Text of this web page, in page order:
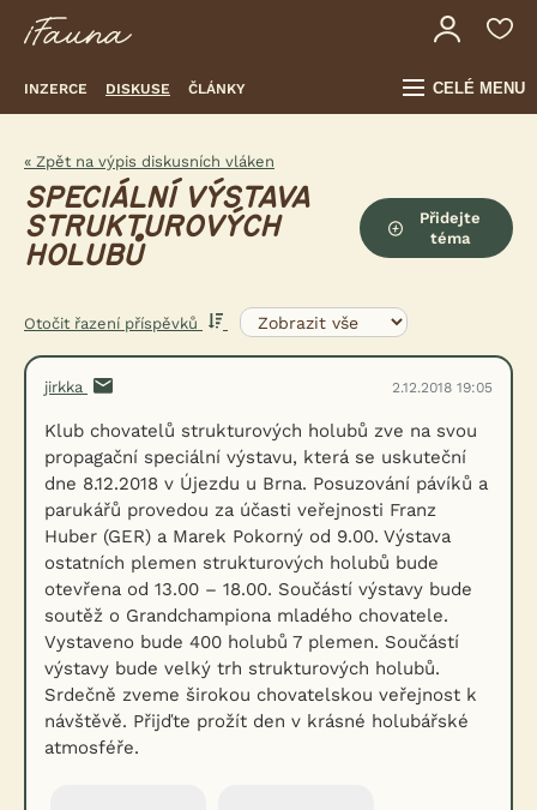
INZERCE DISKUSE ČLÁNKY CELÉ MENU
« Zpět na výpis diskusních vláken
SPECIÁLNÍ VÝSTAVA
STRUKTUROVÝCH
HOLUBŮ
Přidejte
téma
Otočit řazení příspěvků
jirkka 2.12.2018 19:05
Klub chovatelů strukturových holubů zve na svou
propagační speciální výstavu, která se uskuteční
dne 8.12.2018 v Újezdu u Brna. Posuzování pávíků a
parukářů provedou za účasti veřejnosti Franz
Huber (GER) a Marek Pokorný od 9.00. Výstava
ostatních plemen strukturových holubů bude
otevřena od 13.00 – 18.00. Součástí výstavy bude
soutěž o Grandchampiona mladého chovatele.
Vystaveno bude 400 holubů 7 plemen. Součástí
výstavy bude velký trh strukturových holubů.
Srdečně zveme širokou chovatelskou veřejnost k
návštěvě. Přijďte prožít den v krásné holubářské
atmosféře.